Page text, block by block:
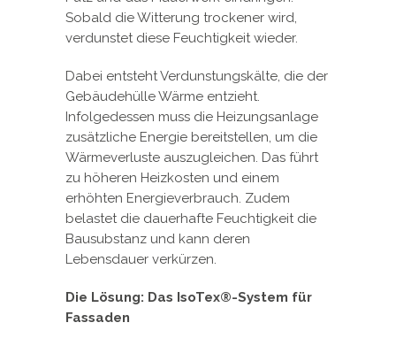
Sobald die Witterung trockener wird,
verdunstet diese Feuchtigkeit wieder.
Dabei entsteht Verdunstungskälte, die der
Gebäudehülle Wärme entzieht.
Infolgedessen muss die Heizungsanlage
zusätzliche Energie bereitstellen, um die
Wärmeverluste auszugleichen. Das führt
zu höheren Heizkosten und einem
erhöhten Energieverbrauch. Zudem
belastet die dauerhafte Feuchtigkeit die
Bausubstanz und kann deren
Lebensdauer verkürzen.
Die Lösung: Das IsoTex®-System für
Fassaden